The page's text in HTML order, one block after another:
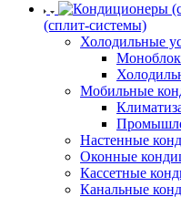
(сплит-системы)
Холодильные
Мобильные
Настенные
Оконные
Кассетные
Канальные